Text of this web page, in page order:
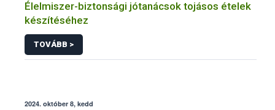
Élelmiszer-biztonsági jótanácsok tojásos ételek
készítéséhez
TOVÁBB >
2024. október 8, kedd